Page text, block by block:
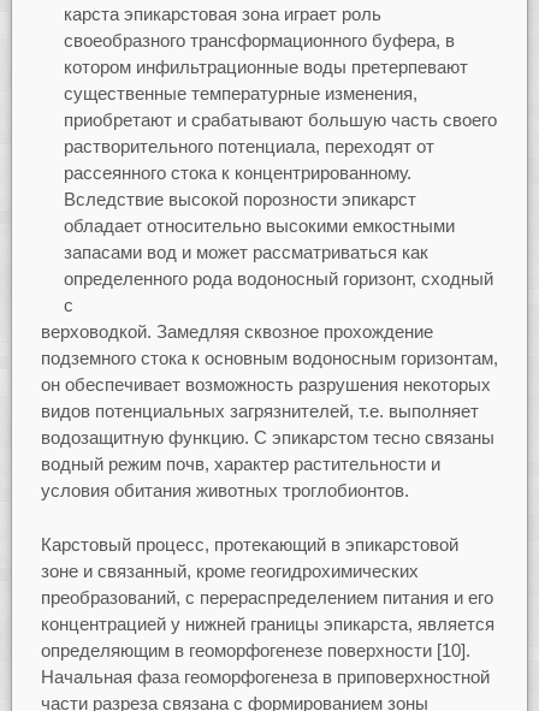
карста эпикарстовая зона играет роль
своеобразного трансформационного буфера, в
котором инфильтрационные воды претерпевают
существенные температурные изменения,
приобретают и срабатывают большую часть своего
растворительного потенциала, переходят от
рассеянного стока к концентрированному.
Вследствие высокой порозности эпикарст
обладает относительно высокими емкостными
запасами вод и может рассматриваться как
определенного рода водоносный горизонт, сходный
с
верховодкой. Замедляя сквозное прохождение
подземного стока к основным водоносным горизонтам,
он обеспечивает возможность разрушения некоторых
видов потенциальных загрязнителей, т.е. выполняет
водозащитную функцию. С эпикарстом тесно связаны
водный режим почв, характер растительности и
условия обитания животных троглобионтов.
Карстовый процесс, протекающий в эпикарстовой
зоне и связанный, кроме геогидрохимических
преобразований, с перераспределением питания и его
концентрацией у нижней границы эпикарста, является
определяющим в геоморфогенезе поверхности [10].
Начальная фаза геоморфогенеза в приповерхностной
части разреза связана с формированием зоны